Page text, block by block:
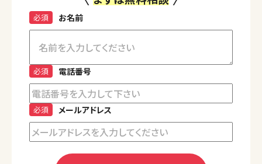
お名前
必須
電話番号
必須
メールアドレス
必須